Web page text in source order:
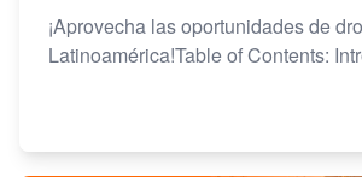
¡Aprovecha las oportunidades de
Latinoamérica!Table of Contents: